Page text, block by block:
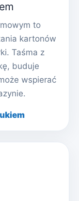
to
kartonów
Taśma z
buduje
wspierać